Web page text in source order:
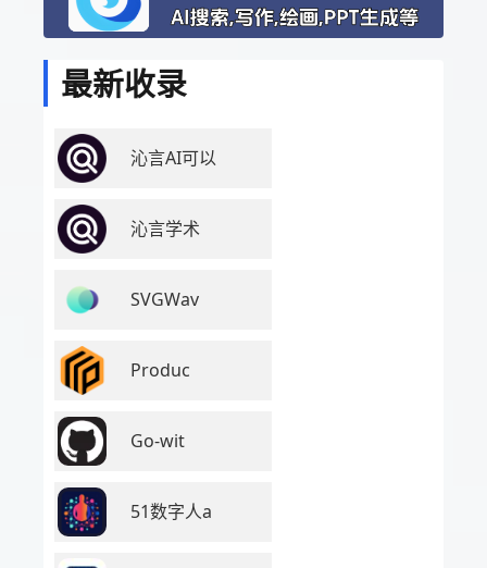
最新收录
沁言AI可以
沁言学术
SVGWav
Produc
Go-wit
51数字人a